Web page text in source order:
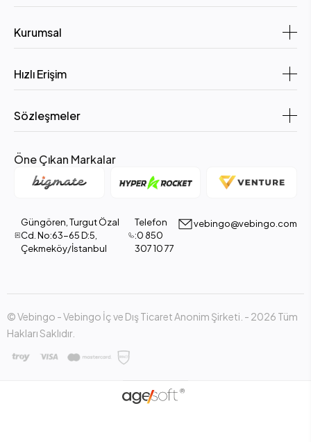
Kurumsal
Hızlı Erişim
Sözleşmeler
Öne Çıkan Markalar
Güngören, Turgut Özal
Cd. No:63-65 D:5,
Çekmeköy/İstanbul
Telefon
:0 850
307 10 77
vebingo@vebingo.com
© Vebingo - Vebingo İç ve Dış Ticaret Anonim Şirketi. - 2026 Tüm
Hakları Saklıdır.